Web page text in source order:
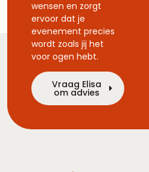
wensen en zorgt
ervoor dat je
evenement precies
wordt zoals jij het
voor ogen hebt.
Vraag Elisa
om advies